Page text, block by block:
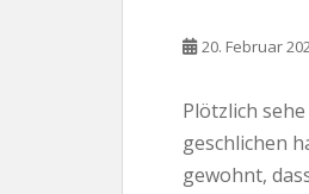
20. Februar
Plötzlich
geschlichen
gewohnt,